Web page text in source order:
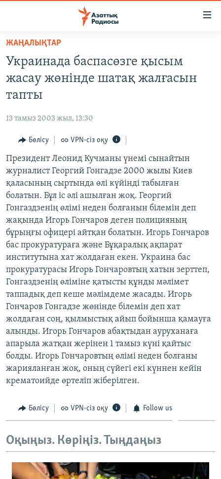
Skip
main
content
main
Search
САЯСАТ
AZATTYQTV
АДАМ ҚҰҚЫҚТАРЫ
ӘЛЕУМЕТ
ӘЛЕМ
АРНАЙЫ ЖОБАЛАР
Русский
ЖАЗЫЛЫҢЫЗ
Басқа тілдерде
ЖАҢАЛЫҚТАР
Украинада баспасөзге қысым
жасау жөнінде шатақ жалғасын
тапты
13 тамыз 2003 жыл, 13:30
Бөлісу VPN-сіз оқу
Президент Леонид Кучманы үнемі сынайтын
журналист Георгий Гонгадзе 2000 жылы Киев
қаласының сыртында өлі күйінді табылған
болатын. Бұл іс әлі ашылған жоқ. Георгий
Гонгаздзенің өлімі неден болғанын білемін деп
жақында Игорь Гончаров деген полицияның
бұрыңғы офицері айтқан болатын. Игорь Гончаров
бас прокуратураға және Бұқаралық ақпарат
институтына хат жолдаған екен. Украина бас
прокуратурасы Игорь Гончаровтың хатын зерттеп,
Гонгаздзенің өліміне қатысты құнды мәлімет
таппадық деп кеше мәлімдеме жасады. Игорь
Гончаров Гонгадзе жөнінде білемін деп хат
жолдаған соң, қылмыстық айып бойынша қамауға
алынды. Игорь Гончаров абақтыдан ауруханаға
апарыла жатқан жерінен 1 тамыз күні қайтыс
болды. Игорь Гончаровтың өлімі неден болғаны
жарияланған жоқ, оның сүйегі екі күннен кейін
крематоийде өртеліп жіберілген.
Бөлісу VPN-сіз оқу Follow us
Оқыңыз. Көріңіз. Тыңдаңыз